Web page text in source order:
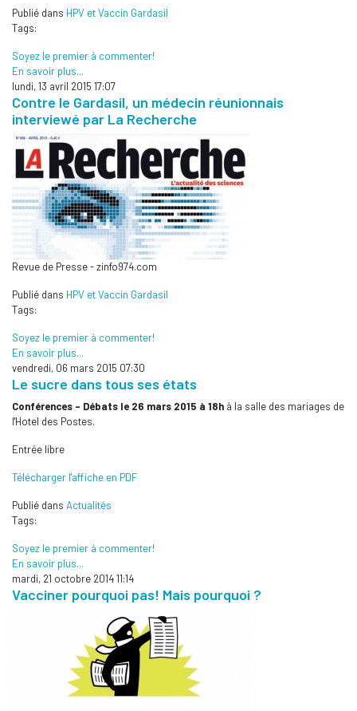
Publié dans HPV et Vaccin Gardasil
Tags:
Soyez le premier à commenter!
En savoir plus...
lundi, 13 avril 2015 17:07
Contre le Gardasil, un médecin réunionnais
interviewé par La Recherche
Revue de Presse - zinfo974.com
Publié dans HPV et Vaccin Gardasil
Tags:
Soyez le premier à commenter!
En savoir plus...
vendredi, 06 mars 2015 07:30
Le sucre dans tous ses états
Conférences - Débats le 26 mars 2015 à 18h à la salle des mariages de
l'Hotel des Postes.
Entrée libre
Télécharger l'affiche en PDF
Publié dans Actualités
Tags:
Soyez le premier à commenter!
En savoir plus...
mardi, 21 octobre 2014 11:14
Vacciner pourquoi pas! Mais pourquoi ?